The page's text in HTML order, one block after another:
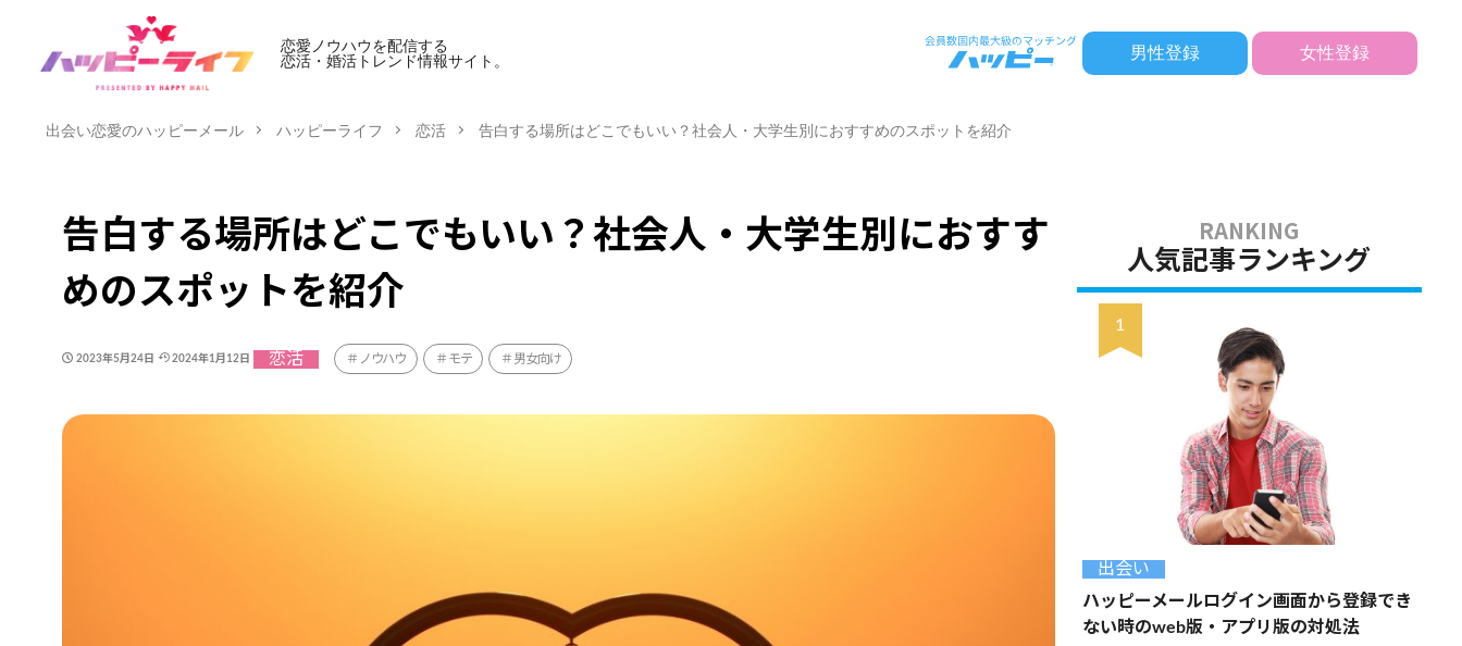
恋愛ノウハウを配信する
恋活・婚活トレンド情報サイト。
男性登録 女性登録
出会い恋愛のハッピーメール ハッピーライフ 恋活 告白する場所はどこでもいい？社会人・大学生別におすすめのスポットを紹介
告白する場所はどこでもいい？社会人・大学生別におすす
めのスポットを紹介
2023年5月24日 2024年1月12日 恋活 ノウハウ モテ 男女向け
人気記事ランキング
出会い
ハッピーメールログイン画面から登録でき
ない時のweb版・アプリ版の対処法